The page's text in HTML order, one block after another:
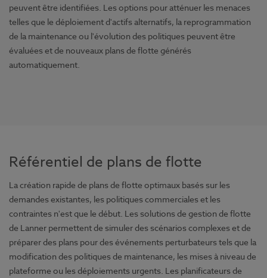
peuvent être identifiées. Les options pour atténuer les menaces
telles que le déploiement d'actifs alternatifs, la reprogrammation
de la maintenance ou l'évolution des politiques peuvent être
évaluées et de nouveaux plans de flotte générés
automatiquement.
Référentiel de plans de flotte
La création rapide de plans de flotte optimaux basés sur les
demandes existantes, les politiques commerciales et les
contraintes n'est que le début. Les solutions de gestion de flotte
de Lanner permettent de simuler des scénarios complexes et de
préparer des plans pour des événements perturbateurs tels que la
modification des politiques de maintenance, les mises à niveau de
plateforme ou les déploiements urgents. Les planificateurs de